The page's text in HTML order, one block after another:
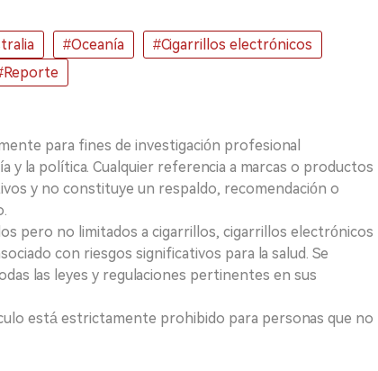
#Oceanía
#Cigarrillos electrónicos
para fines de investigación profesional
y la política. Cualquier referencia a marcas o productos
y no constituye un respaldo, recomendación o
pero no limitados a cigarrillos, cigarrillos electrónicos
con riesgos significativos para la salud. Se
las leyes y regulaciones pertinentes en sus
está estrictamente prohibido para personas que no